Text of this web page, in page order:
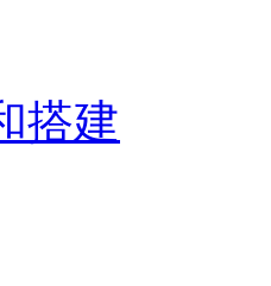
搭建